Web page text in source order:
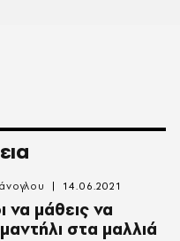
να μάθεις να
στα μαλλιά
14.06.2021